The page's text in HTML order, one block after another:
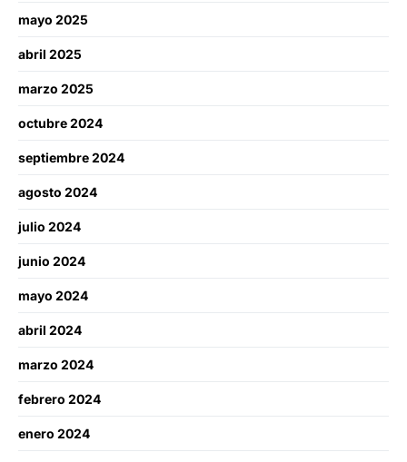
mayo 2025
abril 2025
marzo 2025
octubre 2024
septiembre 2024
agosto 2024
julio 2024
junio 2024
mayo 2024
abril 2024
marzo 2024
febrero 2024
enero 2024